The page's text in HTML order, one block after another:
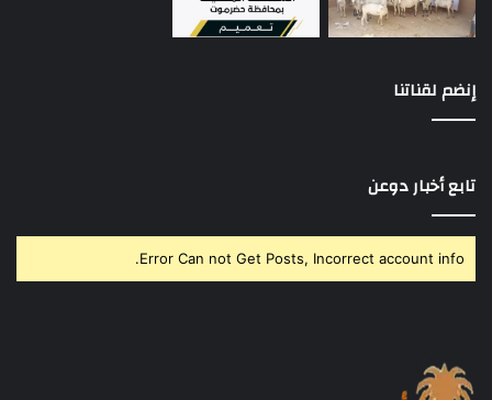
إنضم لقناتنا
تابع أخبار دوعن
Error Can not Get Posts, Incorrect account info.